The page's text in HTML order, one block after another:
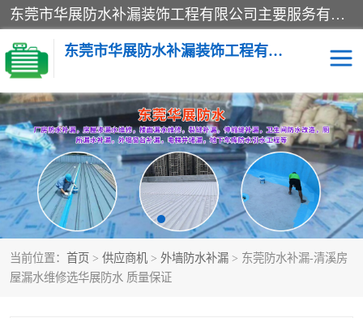
东莞市华展防水补漏装饰工程有限公司主要服务有：东莞防水补漏，东莞厂房防水补漏，东莞房屋渗漏水维修，楼面漏水维修，裂缝补漏，伸缩缝补漏，卫生间防水改造，厕所漏水补漏，外墙窗台补漏，电梯井堵漏，地下车库防水引水工程等
东莞市华展防水补漏装饰工程有限公司
当前位置： 首页 > 供应商机 > 外墙防水补漏 > 东莞防水补漏-清溪房
屋漏水维修选华展防水 质量保证
楼面防水补漏 外墙防水补漏
阳台卫生间防水补漏 地下室防水补漏
金属房搭建及补漏